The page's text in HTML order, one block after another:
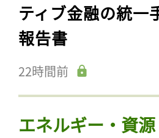
ティブ金融の統一
報告書
22時間前
エネルギー・資源